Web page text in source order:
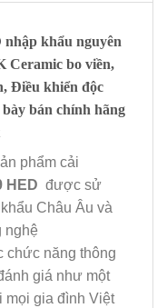
nhập khẩu nguyên
Ceramic bo viền,
Điều khiển độc
bán chính hãng
phẩm cải
HED được sử
Châu Âu và
nghệ
chức năng thông
giá như một
mọi gia đình Việt